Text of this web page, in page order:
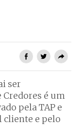
ser
Credores é um
pela TAP e
cliente e pelo